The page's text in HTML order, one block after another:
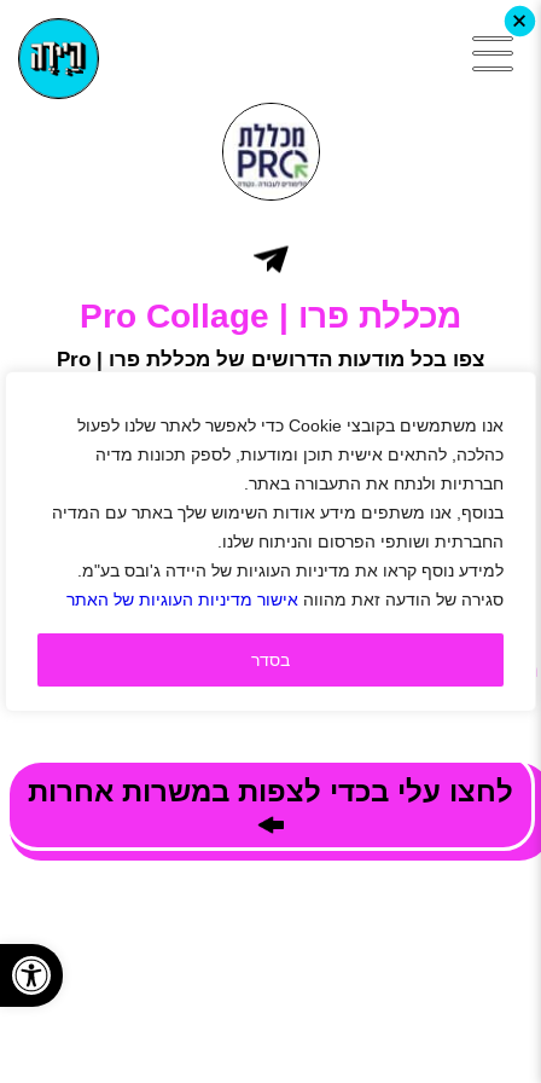
אנו משתמשים בקובצי Cookie כדי לאפשר לאתר שלנו לפעול
כהלכה, להתאים אישית תוכן ומודעות, לספק תכונות מדיה
חברתיות ולנתח את התעבורה באתר.
בנוסף, אנו משתפים מידע אודות השימוש שלך באתר עם המדיה
החברתית ושותפי הפרסום והניתוח שלנו.
למידע נוסף קראו את מדיניות העוגיות של היידה ג'ובס בע"מ.
סגירה של הודעה זאת מהווה אישור מדיניות העוגיות של האתר
בסדר
+
מכללת פרו | Pro Collage
צפו בכל מודעות הדרושים של מכללת פרו | Pro
מכללת PRO מכללה חדשנית ורעננה בשיתוף קבוצת "תקשוב",
המקדמת את תחום ההכשרות וההשמות המקצועיות
בישראל,פועלת ומציעה למחפשי מקצוע, לאלו המתעניינים בלימודי
וסיוע בהשתלבות בשוק העבודה.
רוצה להיות חלק ממשפחת Pro Collage ?
צפו במשרות, הירשמו לאתר היידה ושלחו מועמדות בלחיצת כפתור
לחצו עלי בכדי לצפות במשרות אחרות